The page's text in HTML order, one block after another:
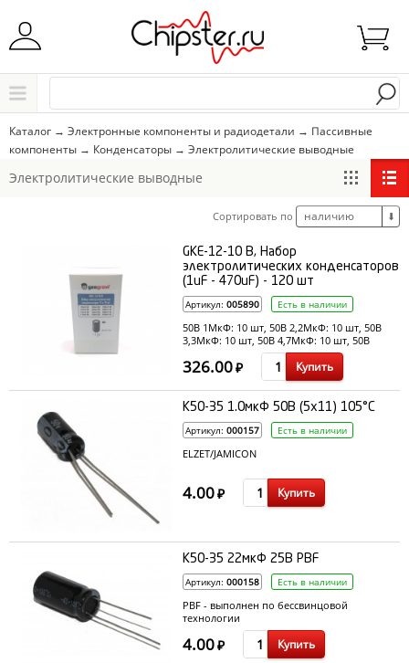
Начните водить название города..
Выбрать
Каталог → Электронные компоненты и радиодетали → Пассивные
компоненты → Конденсаторы → Электролитические выводные
Электролитические выводные
Сортировать по наличию ⬇
GKE-12-10 B, Набор
электролитических конденсаторов
(1uF - 470uF) - 120 шт
Артикул: 005890 Есть в наличии
50В 1МкФ: 10 шт, 50В 2,2МкФ: 10 шт, 50В
3,3МкФ: 10 шт, 50В 4,7МкФ: 10 шт, 50В
10МкФ: 10 шт, 25В 22МкФ: 10 шт, 25В
33МкФ: 10 шт
326.00₽ Купить
К50-35 1.0мкФ 50В (5x11) 105°C
Артикул: 000157 Есть в наличии
ELZET/JAMICON
4.00₽ Купить
К50-35 22мкФ 25В PBF
Артикул: 000158 Есть в наличии
PBF - выполнен по бессвинцовой
технологии
4.00₽ Купить